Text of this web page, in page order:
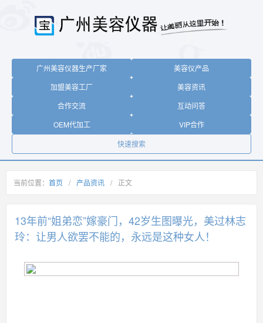
广州美容仪器生产厂家
美容仪产品
加盟美容工厂
美容资讯
合作交流
互动问答
OEM代加工
VIP合作
快速搜索
当前位置： 首页 / 产品资讯 / 正文
13年前“姐弟恋”嫁豪门，42岁生图曝光，美过林志
玲：让男人欲罢不能的，永远是这种女人！